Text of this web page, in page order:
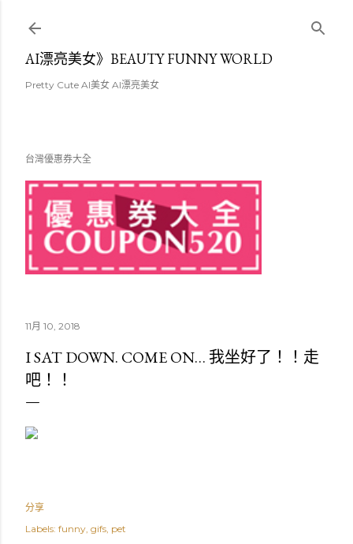
AI漂亮美女》BEAUTY FUNNY WORLD
Pretty Cute AI美女 AI漂亮美女
台灣優惠券大全
11月 10, 2018
I SAT DOWN. COME ON… 我坐好了！！走
吧！！
分享
Labels: funny gifs pet